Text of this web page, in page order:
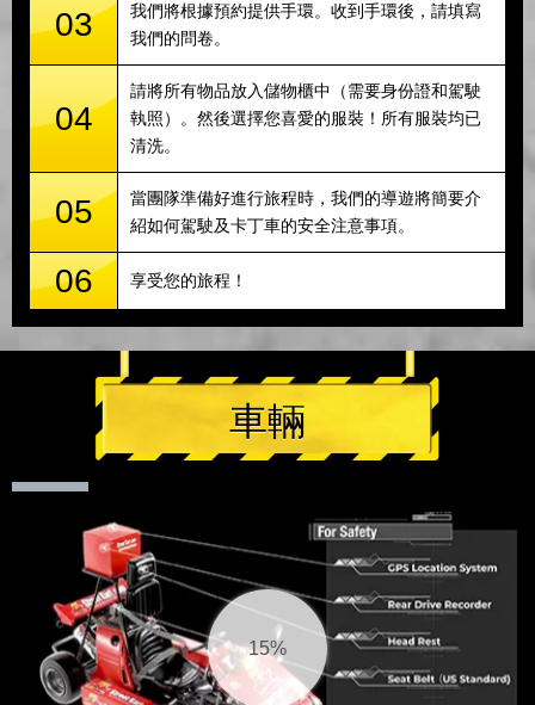
03
我們將根據預約提供手環。收到手環後，請填寫
我們的問卷。
04
請將所有物品放入儲物櫃中（需要身份證和駕駛
執照）。然後選擇您喜愛的服裝！所有服裝均已
清洗。
05
當團隊準備好進行旅程時，我們的導遊將簡要介
紹如何駕駛及卡丁車的安全注意事項。
06 享受您的旅程！
車輛
16%